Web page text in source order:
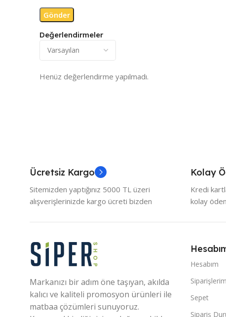
Değerlendirmeler
Henüz değerlendirme yapılmadı.
Ücretsiz Kargo
Sitemizden yaptığınız 5000 TL üzeri
alışverişlerinizde kargo ücreti bizden
Kolay
Kredi
kolay
Markanızı bir adım öne taşıyan, akılda
kalıcı ve kaliteli promosyon ürünleri ile
matbaa çözümleri sunuyoruz.
Hesabım
Siparişlerim
Sepet
Sipariş